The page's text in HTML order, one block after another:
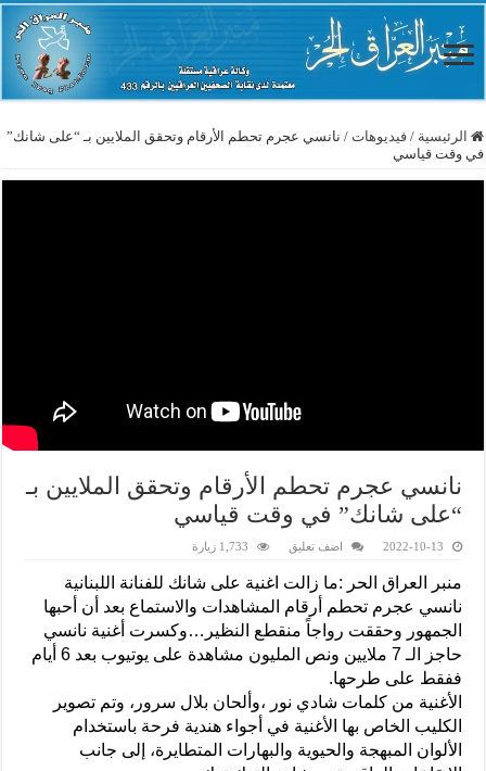
الرئيسية / فيديوهات / نانسي عجرم تحطم الأرقام وتحقق الملايين بـ “على شانك”
في وقت قياسي
نانسي عجرم تحطم الأرقام وتحقق الملايين بـ
“على شانك” في وقت قياسي
2022-10-13 اضف تعليق 1,733 زيارة
منبر العراق الحر :ما زالت اغنية على شانك للفنانة اللبنانية
نانسي عجرم تحطم أرقام المشاهدات والاستماع بعد أن أحبها
الجمهور وحققت رواجاً منقطع النظير…وكسرت أغنية نانسي
حاجز الـ 7 ملايين ونص المليون مشاهدة على يوتيوب بعد 6 أيام
ففقط على طرحها.
الأغنية من كلمات شادي نور ،وألحان بلال سرور، وتم تصوير
الكليب الخاص بها الأغنية في أجواء هندية فرحة باستخدام
الألوان المبهجة والحيوية والبهارات المتطايرة، إلى جانب